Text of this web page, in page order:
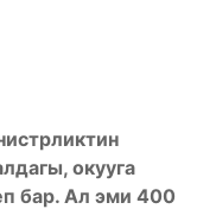
окууга
бар. Ал эми 400